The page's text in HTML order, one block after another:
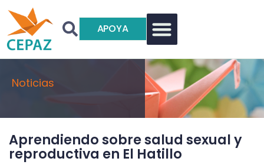
APOYA
Noticias
Aprendiendo sobre salud sexual y
reproductiva en El Hatillo